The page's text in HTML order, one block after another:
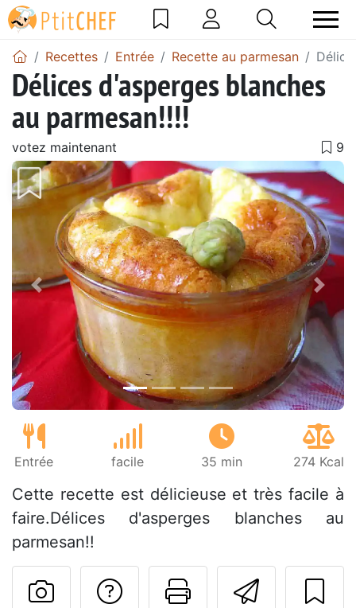
Recettes Entrée Recette au parmesan
Délices d'asperges blanches
au parmesan!!!!
votez maintenant
Précédent
Entrée facile 35 min 274 Kcal
Cette recette est délicieuse et très facile à
faire.Délices d'asperges blanches au
parmesan!!
Imprimer
Poser une